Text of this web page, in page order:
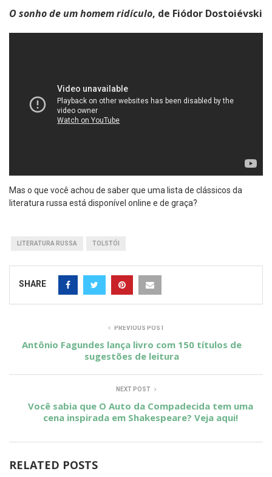
O sonho de um homem ridículo, de Fiódor Dostoiévski
Mas o que você achou de saber que uma lista de clássicos da
literatura russa está disponível online e de graça?
LITERATURA RUSSA TOLSTÓI
SHARE
PREVIOUS POST
Antônio Fagundes lança livro com 150 títulos de
sugestões de leitura
NEXT POST
Você sabia que O Auto da Compadecida tem uma
cena inspirada em Shakespeare? Veja aqui!
RELATED POSTS